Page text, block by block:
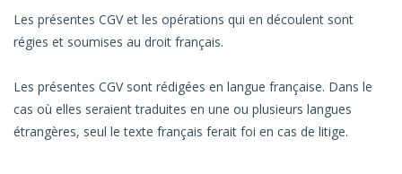
Les présentes CGV et les opérations qui en découlent sont
régies et soumises au droit français.
Les présentes CGV sont rédigées en langue française. Dans le
cas où elles seraient traduites en une ou plusieurs langues
étrangères, seul le texte français ferait foi en cas de litige.